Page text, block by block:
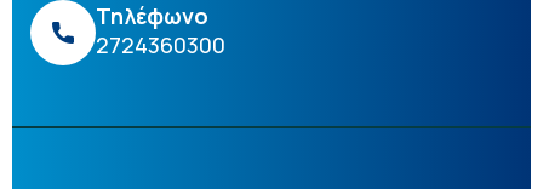
Τηλέφωνο
2724360300